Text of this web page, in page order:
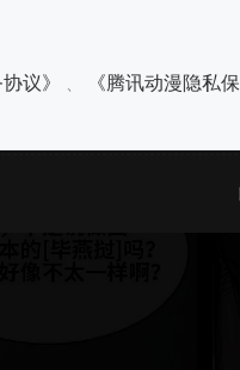
议》
《腾讯动漫隐私保